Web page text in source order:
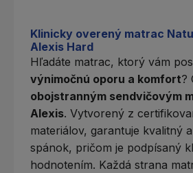
Klinicky overený matrac
Alexis Hard
Hľadáte matrac, ktorý vám
výnimočnú oporu a komfort?
obojstranným sendvičovým
Alexis. Vytvorený z
materiálov, garantuje kvalitný
spánok, pričom je podpísaný
hodnotením. Každá strana